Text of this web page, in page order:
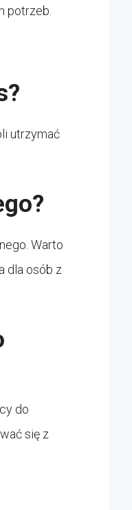
potrzeb.
utrzymać
Warto
dla osób z
do
się z